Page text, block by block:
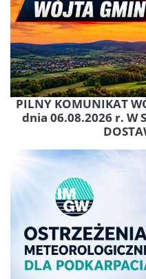
PILNY KOMUNIKAT
dnia 06.08.2026 r. W